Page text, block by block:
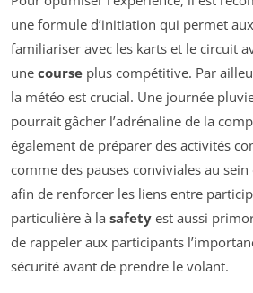
une formule d’initiation qui permet
familiariser avec les karts et le circuit
une course plus compétitive. Par
la météo est crucial. Une journée
pourrait gâcher l’adrénaline de la
également de préparer des activités
comme des pauses conviviales au sein
afin de renforcer les liens entre
particulière à la safety est aussi
de rappeler aux participants
sécurité avant de prendre le volant.